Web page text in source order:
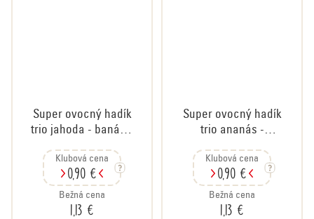
Super ovocný hadík
trio jahoda - banán -
Klubová cena
0,90 €
Bežná cena
1,13 €
Super ovocný hadík
trio ananás -
jablko, 20g
Klubová cena
0,90 €
Bežná cena
1,13 €